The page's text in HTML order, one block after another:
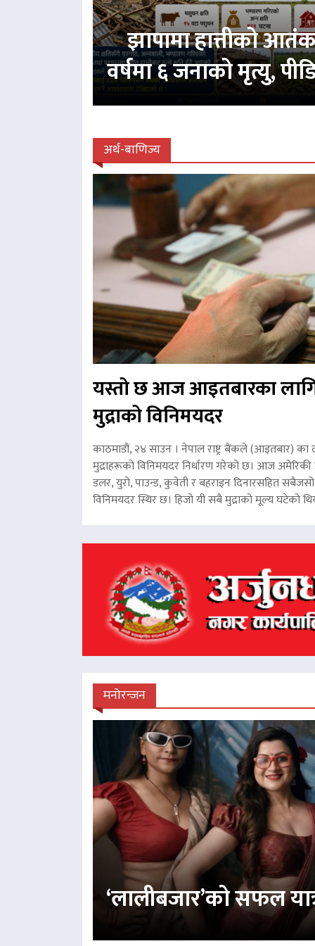
झापामा हात्तीको
वर्षमा ६ जनाको मृत्यु,
अर्थ-बाणिज्य
यस्तो छ आज आइतबारका
मुद्राको विनिमयदर
काठमाडौं, २४ साउन । नेपाल राष्ट्र बैंकले (आइतबार) का
मुद्राहरूको विनिमयदर निर्धारण गरेको छ। आज
डलर, युरो, पाउन्ड, कुवेती र बहराइन दिनारसहित सबैजसो
विनिमयदर स्थिर छ। हिजो यी सबै मुद्राको मूल्य घटेको
मनोरन्जन
‘लालीबजार’को सफल